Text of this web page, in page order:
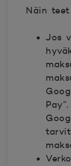
Näin
Jos